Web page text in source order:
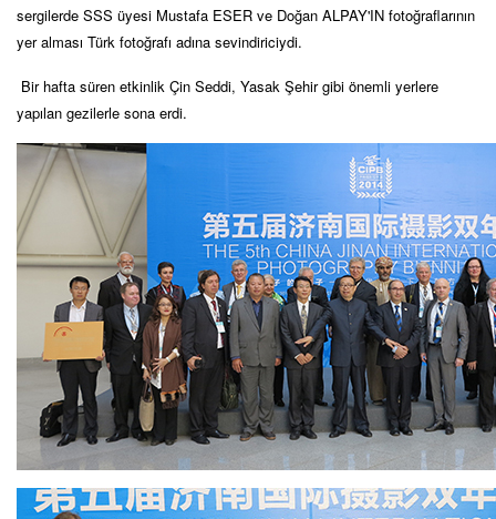
sergilerde SSS üyesi Mustafa ESER ve Doğan ALPAY'IN fotoğraflarının
yer alması Türk fotoğrafı adına sevindiriciydi.
Bir hafta süren etkinlik Çin Seddi, Yasak Şehir gibi önemli yerlere
yapılan gezilerle sona erdi.